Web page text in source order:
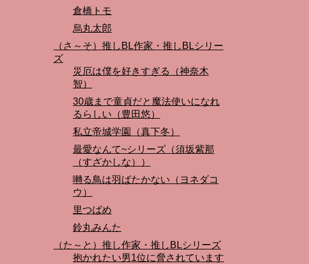
倉橋トモ
烏丸太郎
（さ～そ）推しBL作家・推しBLシリー
ズ
災厄は僕を好きすぎる（神奈木
智）
30歳まで童貞だと魔法使いになれ
るらしい（豊田悠）
私立帝城学園（真下冬）
最愛なんて~シリーズ（須坂紫那
（すざかしな））
囀る鳥は羽ばたかない（ヨネダコ
ウ）
里つばめ
鈴丸みんた
（た～と）推し作家・推しBLシリーズ
抱かれたい男1位に脅されています